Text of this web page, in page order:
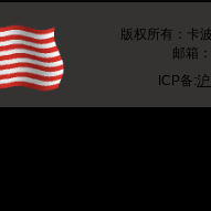
版权所有：卡
邮箱
ICP备: